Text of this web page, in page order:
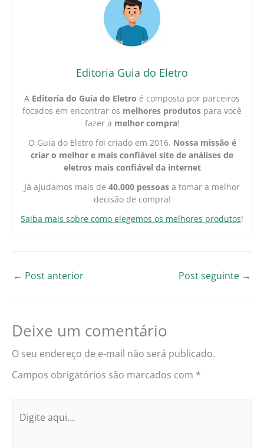
Editoria Guia do Eletro
A Editoria do Guia do Eletro é composta por parceiros
focados em encontrar os melhores produtos para você
fazer a melhor compra!
O Guia do Eletro foi criado em 2016. Nossa missão é
criar o melhor e mais confiável site de análises de
eletros mais confiável da internet
Já ajudamos mais de 40.000 pessoas a tomar a melhor
decisão de compra!
Saiba mais sobre como elegemos os melhores produtos!
← Post anterior Post seguinte →
Deixe um comentário
O seu endereço de e-mail não será publicado.
Campos obrigatórios são marcados com *